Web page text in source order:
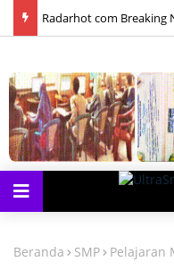
Radarhot com Breaking
Beranda SMP Pelajaran